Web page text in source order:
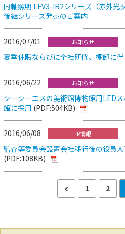
同軸照明 LFV3-IR2シリーズ（赤外光
後継シリーズ発売のご案内
2016/07/01 お知らせ
夏季休暇ならびに全社研修、棚卸に
2016/06/22 お知らせ
シーシーエスの美術館博物館用LED
館に採用 (PDF:504KB)
2016/06/08 IR情報
監査等委員会設置会社移行後の役員
(PDF:108KB)
1 2